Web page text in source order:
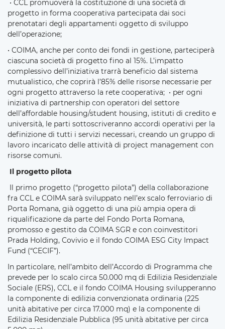
• CCL promuoverà la costituzione di una società di
progetto in forma cooperativa partecipata dai soci
prenotatari degli appartamenti oggetto di sviluppo
dell’operazione;
• COIMA, anche per conto dei fondi in gestione, parteciperà
ciascuna società di progetto fino al 15%. L’impatto
complessivo dell’iniziativa trarrà beneficio dal sistema
mutualistico, che coprirà l’85% delle risorse necessarie per
ogni progetto attraverso la rete cooperativa; • per ogni
iniziativa di partnership con operatori del settore
dell’affordable housing/student housing, istituti di credito e
università, le parti sottoscriveranno accordi operativi per la
definizione di tutti i servizi necessari, creando un gruppo di
lavoro incaricato delle attività di project management con
risorse comuni.
Il progetto pilota
Il primo progetto (“progetto pilota”) della collaborazione
fra CCL e COIMA sarà sviluppato nell’ex scalo ferroviario di
Porta Romana, già oggetto di una più ampia opera di
riqualificazione da parte del Fondo Porta Romana,
promosso e gestito da COIMA SGR e con coinvestitori
Prada Holding, Covivio e il fondo COIMA ESG City Impact
Fund (“CECIF”).
In particolare, nell’ambito dell’Accordo di Programma che
prevede per lo scalo circa 50.000 mq di Edilizia Residenziale
Sociale (ERS), CCL e il fondo COIMA Housing svilupperanno
la componente di edilizia convenzionata ordinaria (225
unità abitative per circa 17.000 mq) e la componente di
Edilizia Residenziale Pubblica (95 unità abitative per circa